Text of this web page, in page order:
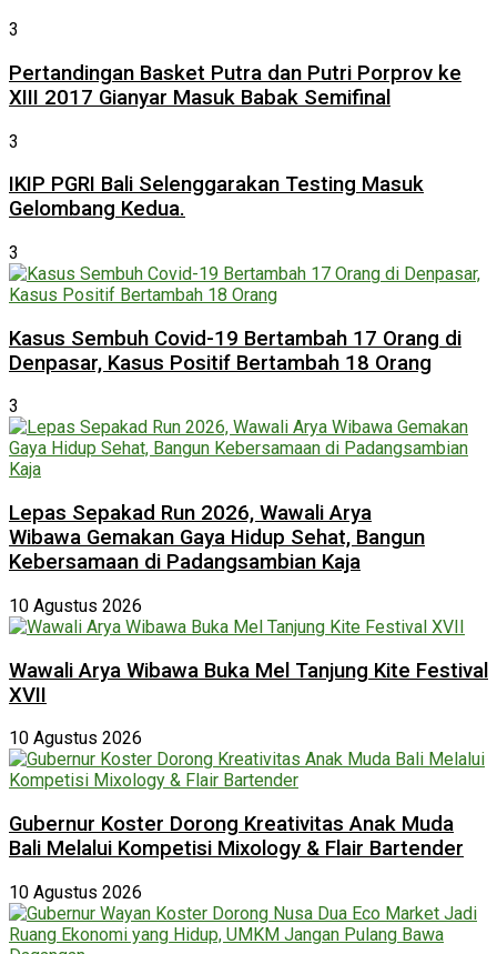
3
Pertandingan Basket Putra dan Putri Porprov ke
XIII 2017 Gianyar Masuk Babak Semifinal
3
IKIP PGRI Bali Selenggarakan Testing Masuk
Gelombang Kedua.
3
Kasus Sembuh Covid-19 Bertambah 17 Orang di
Denpasar, Kasus Positif Bertambah 18 Orang
3
Lepas Sepakad Run 2026, Wawali Arya
Wibawa Gemakan Gaya Hidup Sehat, Bangun
Kebersamaan di Padangsambian Kaja
10 Agustus 2026
Wawali Arya Wibawa Buka Mel Tanjung Kite Festival
XVII
10 Agustus 2026
Gubernur Koster Dorong Kreativitas Anak Muda
Bali Melalui Kompetisi Mixology & Flair Bartender
10 Agustus 2026